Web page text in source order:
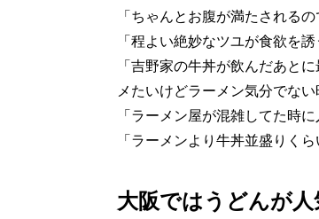
「ちゃんとお腹が満たされるの
「程よい絶妙なツユが食欲を誘
「吉野家の牛丼が飲んだあと
メたいけどラーメン気分でな
「ラーメン屋が混雑してた時
「ラーメンより牛丼並盛りく
大阪ではうどんが